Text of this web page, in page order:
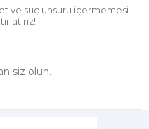
ve suç unsuru içermemesi
siz olun.